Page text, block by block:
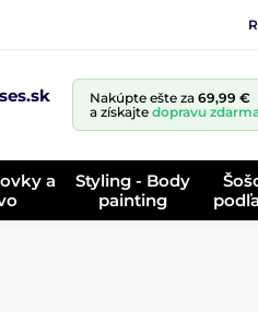
Nakúpte ešte za 69,99 €
a získajte dopravu
a
Styling - Body
painting